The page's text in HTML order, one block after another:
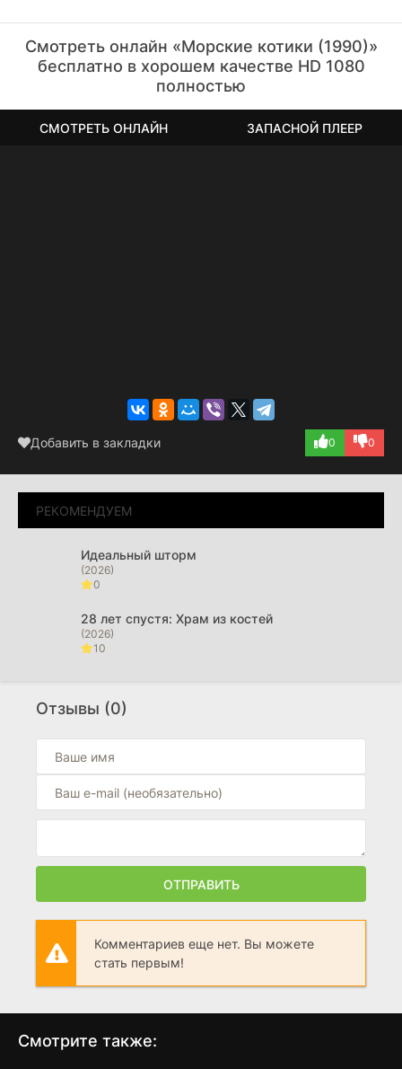
Смотреть онлайн «Морские котики (1990)»
бесплатно в хорошем качестве HD 1080
полностью
СМОТРЕТЬ ОНЛАЙН ЗАПАСНОЙ ПЛЕЕР
Добавить в закладки 0 0
РЕКОМЕНДУЕМ
Идеальный шторм
(2026)
0
28 лет спустя: Храм из костей
(2026)
10
(2026)
0
(2026)
0
Музей невинности
Отзывы (0)
ОТПРАВИТЬ
Комментариев еще нет. Вы можете
стать первым!
Смотрите также: